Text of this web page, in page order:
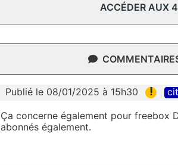
ACCÉDER AUX
Publié le 08/01/2025 à 15h30 !
Ça concerne également pour freebox
abonnés également.